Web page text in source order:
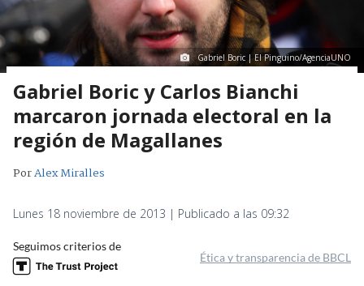
Gabriel Boric | El Pinguino/AgenciaUNO
Gabriel Boric y Carlos Bianchi
marcaron jornada electoral en la
región de Magallanes
PorAlex Miralles
Lunes 18 noviembre de 2013 | Publicado a las 09:32
Seguimos criterios de
Ética y transparencia de BBCL